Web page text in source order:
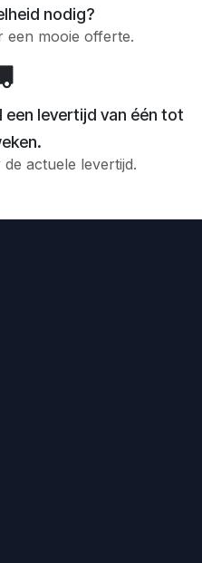
nodig?
een mooie offerte.
levertijd van één tot
actuele levertijd.